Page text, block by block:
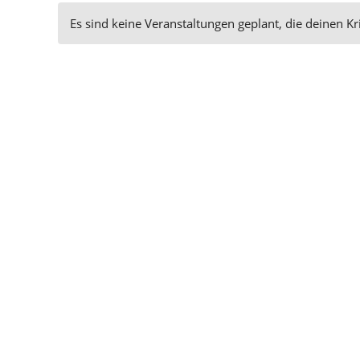
Es sind keine Veranstaltungen geplant, die deinen